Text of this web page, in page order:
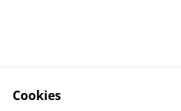
Cookies